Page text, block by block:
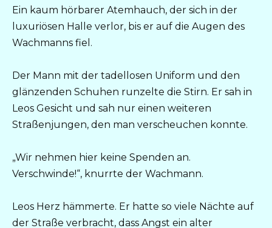
Ein kaum hörbarer Atemhauch, der sich in der
luxuriösen Halle verlor, bis er auf die Augen des
Wachmanns fiel.
Der Mann mit der tadellosen Uniform und den
glänzenden Schuhen runzelte die Stirn. Er sah in
Leos Gesicht und sah nur einen weiteren
Straßenjungen, den man verscheuchen konnte.
„Wir nehmen hier keine Spenden an.
Verschwinde!“, knurrte der Wachmann.
Leos Herz hämmerte. Er hatte so viele Nächte auf
der Straße verbracht, dass Angst ein alter